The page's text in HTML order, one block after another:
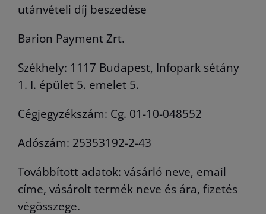
utánvételi díj beszedése
Barion Payment Zrt.
Székhely: 1117 Budapest, Infopark sétány
1. I. épület 5. emelet 5.
Cégjegyzékszám: Cg. 01-10-048552
Adószám: 25353192-2-43
Továbbított adatok: vásárló neve, email
címe, vásárolt termék neve és ára, fizetés
végösszege.